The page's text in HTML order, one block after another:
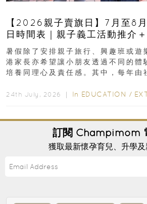
【2026親子賣旗日】7月至8
日時間表｜親子義工活動推介
暑假除了安排親子旅行、興趣班或遊
港家長亦希望讓小朋友透過不同的體
培養同理心及責任感。其中，每年由
24th July, 2026 ｜ In EDUCATION /
訂閱 Champimom
獲取最新懷孕育兒、升學